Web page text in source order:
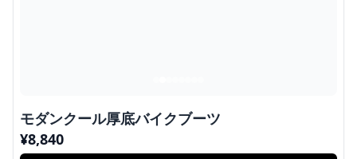
モダンクール厚底バイクブーツ
¥8,840